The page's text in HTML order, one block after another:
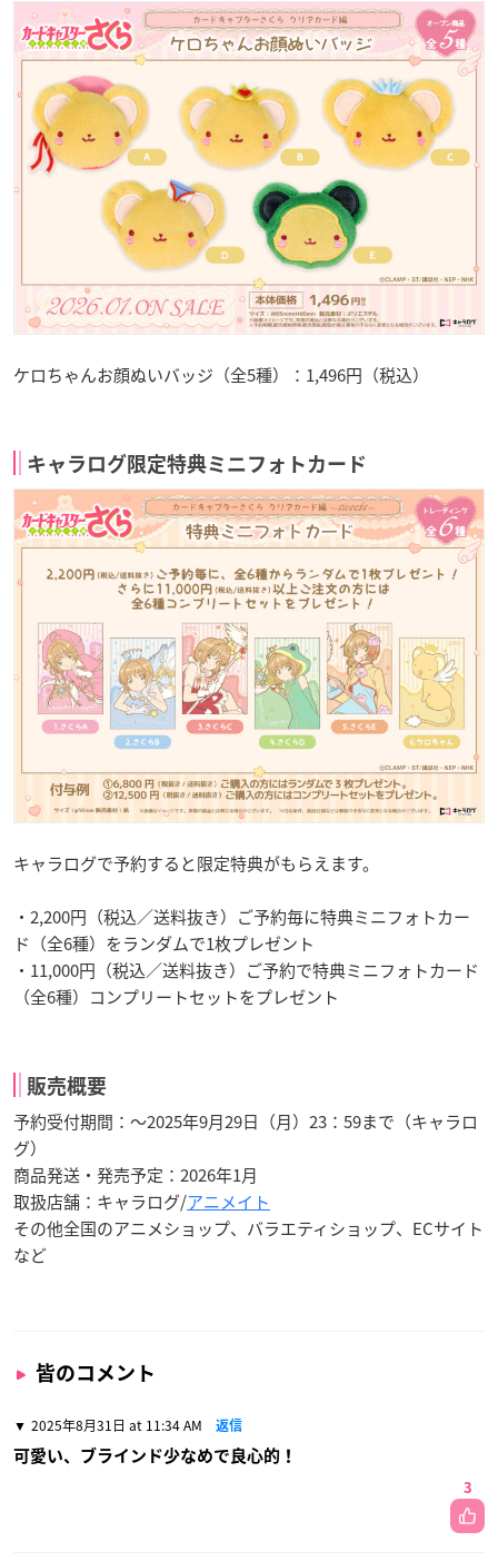
ケロちゃんお顔ぬいバッジ（全5種）：1,496円（税込）
キャラログ限定特典ミニフォトカード
キャラログで予約すると限定特典がもらえます。
・2,200円（税込／送料抜き）ご予約毎に特典ミニフォトカー
ド（全6種）をランダムで1枚プレゼント
・11,000円（税込／送料抜き）ご予約で特典ミニフォトカード
（全6種）コンプリートセットをプレゼント
販売概要
予約受付期間：～2025年9月29日（月）23：59まで（キャラロ
グ）
商品発送・発売予定：2026年1月
取扱店舗：キャラログ/アニメイト
その他全国のアニメショップ、バラエティショップ、ECサイト
など
皆のコメント
2025年8月31日 at 11:34 AM 返信
可愛い、ブラインド少なめで良心的！
3